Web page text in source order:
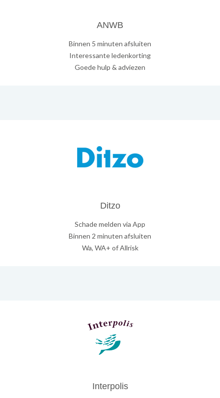
ANWB
Binnen 5 minuten afsluiten
Interessante ledenkorting
Goede hulp & adviezen
Ditzo
Schade melden via App
Binnen 2 minuten afsluiten
Wa, WA+ of Allrisk
Interpolis